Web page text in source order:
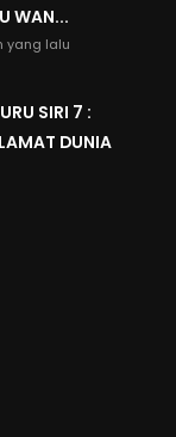
WAN...
yang lalu
SIRI 7 :
DUNIA